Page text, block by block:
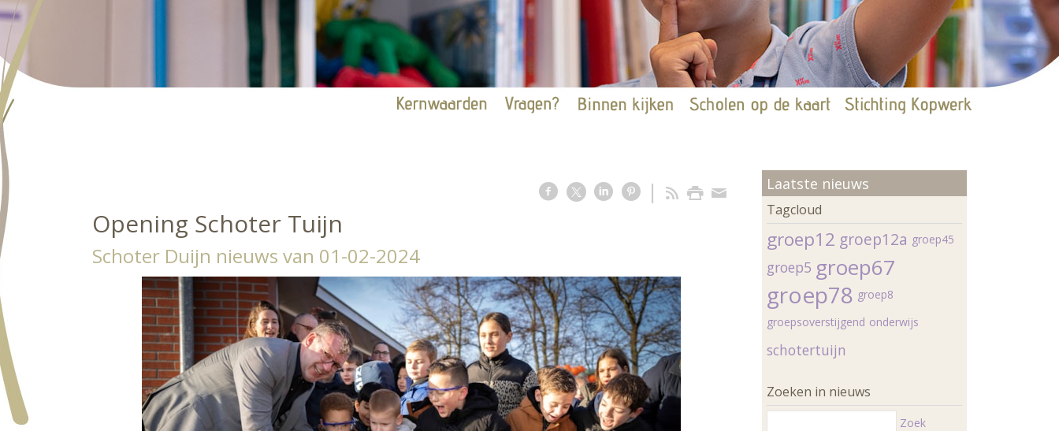
Opening Schoter Tuijn
Schoter Duijn nieuws van 01-02-2024
Laatste nieuws
Tagcloud
groep12 groep12a groep45
groep5 groep67
groep78 groep8
groepsoverstijgend onderwijs
schotertuijn
Zoeken in nieuws
Zoek